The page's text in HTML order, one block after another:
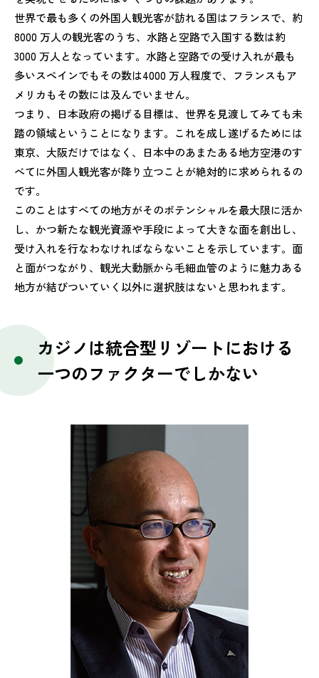
世界で最も多くの外国人観光客が訪れる国はフランスで、約
8000 万人の観光客のうち、水路と空路で入国する数は約
3000 万人となっています。水路と空路での受け入れが最も
多いスペインでもその数は4000 万人程度で、フランスもア
メリカもその数には及んでいません。
つまり、日本政府の掲げる目標は、世界を見渡してみても未
踏の領域ということになります。これを成し遂げるためには
東京、大阪だけではなく、日本中のあまたある地方空港のす
べてに外国人観光客が降り立つことが絶対的に求められるの
です。
このことはすべての地方がそのポテンシャルを最大限に活か
し、かつ新たな観光資源や手段によって大きな面を創出し、
受け入れを行なわなければならないことを示しています。面
と面がつながり、観光大動脈から毛細血管のように魅力ある
地方が結びついていく以外に選択肢はないと思われます。
カジノは統合型リゾートにおける
一つのファクターでしかない